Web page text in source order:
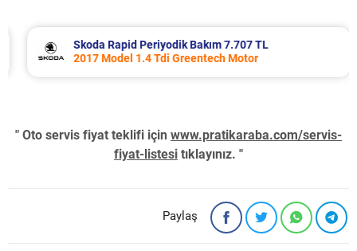
Skoda Rapid Periyodik Bakım 7.707 TL
2017 Model 1.4 Tdi Greentech Motor
" Oto servis fiyat teklifi için www.pratikaraba.com/servis-
fiyat-listesi tıklayınız. "
Paylaş